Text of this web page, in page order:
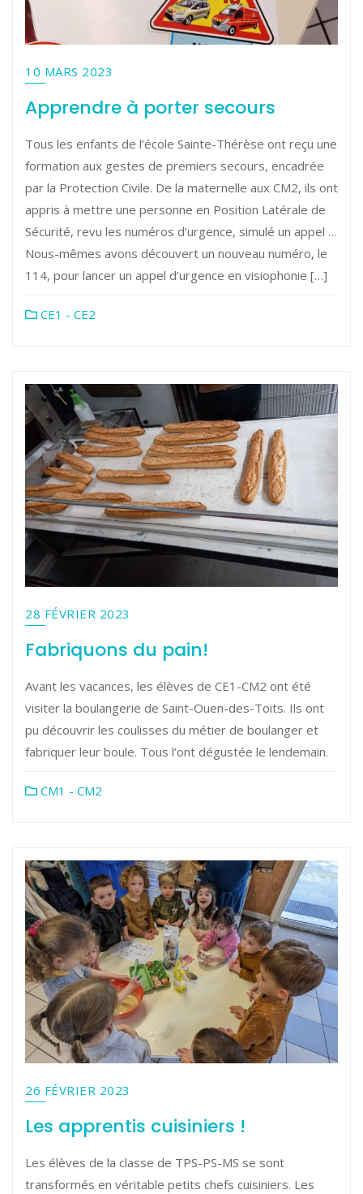
10 MARS 2023
Apprendre à porter secours
Tous les enfants de l’école Sainte-Thérèse ont reçu une
formation aux gestes de premiers secours, encadrée
par la Protection Civile. De la maternelle aux CM2, ils ont
appris à mettre une personne en Position Latérale de
Sécurité, revu les numéros d’urgence, simulé un appel …
Nous-mêmes avons découvert un nouveau numéro, le
114, pour lancer un appel d’urgence en visiophonie […]
CE1 - CE2
28 FÉVRIER 2023
Fabriquons du pain!
Avant les vacances, les élèves de CE1-CM2 ont été
visiter la boulangerie de Saint-Ouen-des-Toits. Ils ont
pu découvrir les coulisses du métier de boulanger et
fabriquer leur boule. Tous l’ont dégustée le lendemain.
CM1 - CM2
26 FÉVRIER 2023
Les apprentis cuisiniers !
Les élèves de la classe de TPS-PS-MS se sont
transformés en véritable petits chefs cuisiniers. Les